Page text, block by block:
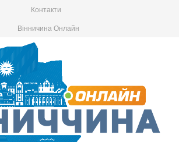
Контакти
Вінничина Онлайн